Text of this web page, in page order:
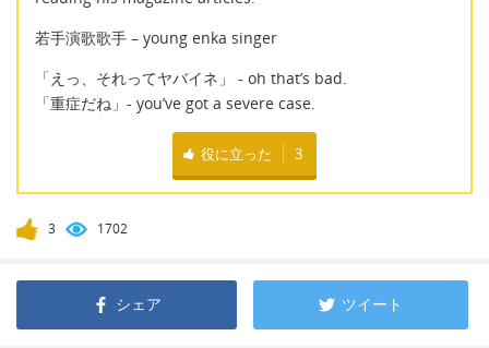
若手演歌歌手 – young enka singer
「えっ、それってヤバイネ」 - oh that’s bad.
「重症だね」- you’ve got a severe case.
役に立った 3
3 1702
シェア ツイート